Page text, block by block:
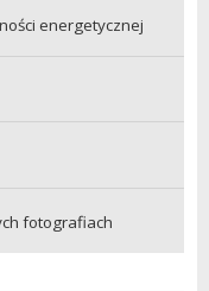
energetycznej
fotografiach